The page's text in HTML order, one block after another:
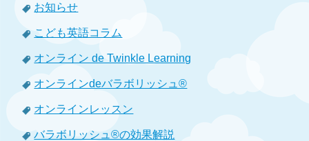
お知らせ
こども英語コラム
オンライン de Twinkle Learning
オンラインdeバラボリッシュ®
オンラインレッスン
バラボリッシュ®の効果解説